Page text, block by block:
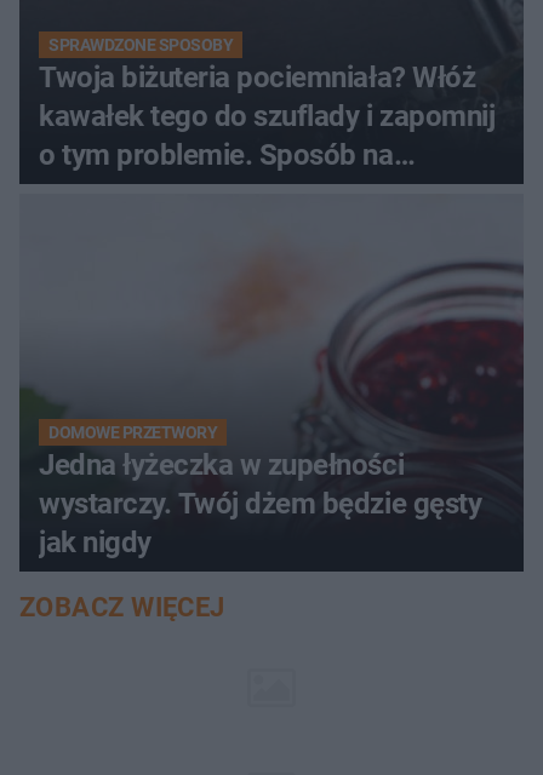
SPRAWDZONE SPOSOBY
Twoja biżuteria pociemniała? Włóż
kawałek tego do szuflady i zapomnij
o tym problemie. Sposób na
pociemniałą biżuterię
DOMOWE PRZETWORY
Jedna łyżeczka w zupełności
wystarczy. Twój dżem będzie gęsty
jak nigdy
ZOBACZ WIĘCEJ